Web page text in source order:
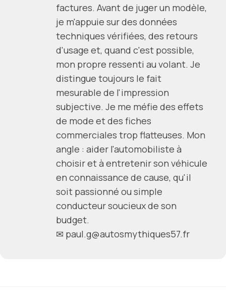
factures. Avant de juger un modèle,
je m'appuie sur des données
techniques vérifiées, des retours
d'usage et, quand c'est possible,
mon propre ressenti au volant. Je
distingue toujours le fait
mesurable de l'impression
subjective. Je me méfie des effets
de mode et des fiches
commerciales trop flatteuses. Mon
angle : aider l'automobiliste à
choisir et à entretenir son véhicule
en connaissance de cause, qu'il
soit passionné ou simple
conducteur soucieux de son
budget.
✉ paul.g@autosmythiques57.fr